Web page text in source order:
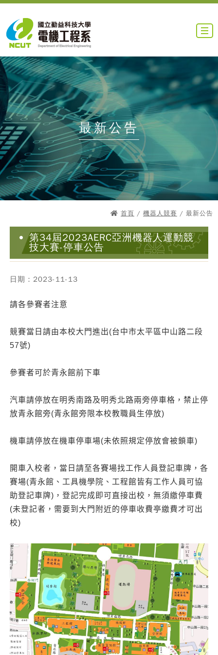
最新公告
首頁 / 機器人競賽 / 最新公告
第34屆2023AERC亞洲機器人運動競
技大賽-停車公告
日期：2023-11-13
請各參賽者注意
競賽當日請由本校大門進出(台中市太平區中山路二段
57號)
參賽者可於青永館前下車
汽車請停放在明秀南路及明秀北路兩旁停車格，禁止停
放青永館旁(青永館旁限本校教職員生停放)
機車請停放在機車停車場(未依照規定停放會被鎖車)
開車入校者，當日請至各賽場找工作人員登記車牌，各
賽場(青永館、工具機學院、工程館皆有工作人員可協
助登記車牌)，登記完成即可直接出校，無須繳停車費
(未登記者，需要到大門附近的停車收費亭繳費才可出
校)